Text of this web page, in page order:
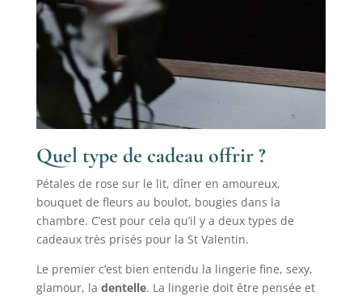
Quel type de cadeau offrir ?
Pétales de rose sur le lit, dîner en amoureux,
bouquet de fleurs au boulot, bougies dans la
chambre. C’est pour cela qu’il y a deux types de
cadeaux très prisés pour la St Valentin.
Le premier c’est bien entendu la lingerie fine, sexy,
glamour, la dentelle. La lingerie doit être pensée et